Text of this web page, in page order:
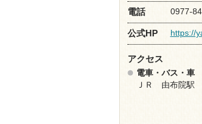
電話 0977-
公式HP https://
アクセス
電車・バス・車
ＪＲ 由布院駅